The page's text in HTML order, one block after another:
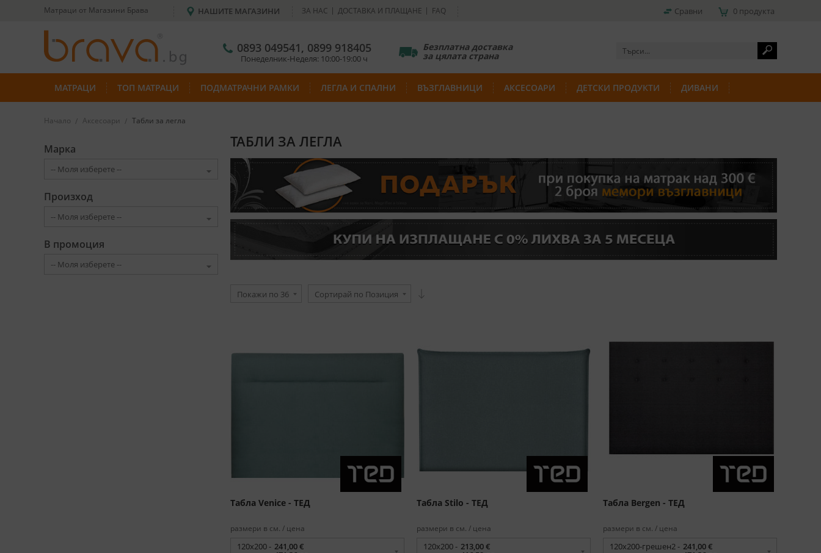
Матраци от Магазини Брава НАШИТЕ МАГАЗИНИ ЗА НАС ДОСТАВКА И ПЛАЩАНЕ FAQ Сравни 0 продукта
0893 049541, 0899 918405
Понеделник-Неделя: 10:00-19:00 ч
Безплатна доставка
за цялата страна
МАТРАЦИ ТОП МАТРАЦИ ПОДМАТРАЧНИ РАМКИ ЛЕГЛА И СПАЛНИ ВЪЗГЛАВНИЦИ АКСЕСОАРИ ДЕТСКИ ПРОДУКТИ ДИВАНИ
Начало Аксесоари Табли за легла
ТАБЛИ ЗА ЛЕГЛА
Покажи по 36 Сортирай по Позиция
Табла Venice - ТЕД
размери в см. / цена
120x200 - 241,00 €
Табла Stilo - ТЕД
размери в см. / цена
120x200 - 213,00 €
Табла Bergen - ТЕД
размери в см. / цена
120x200-грешен2 - 241,00 €
Марка
Произход
В промоция